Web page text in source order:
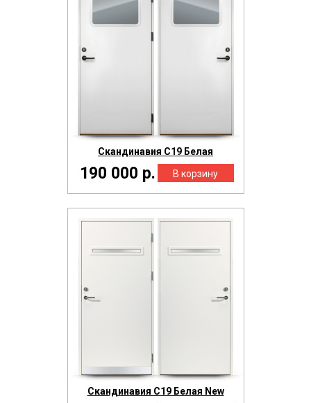
Скандинавия С19 Белая
190 000 р.
Скандинавия С19 Белая New